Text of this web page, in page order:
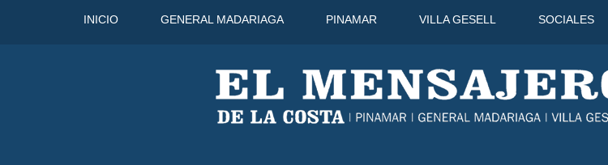
INICIO GENERAL MADARIAGA PINAMAR VILLA GESELL SOCIALES